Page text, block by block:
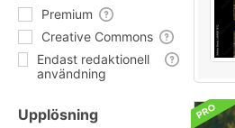
Premium
Creative Commons
Endast redaktionell
användning
Upplösning